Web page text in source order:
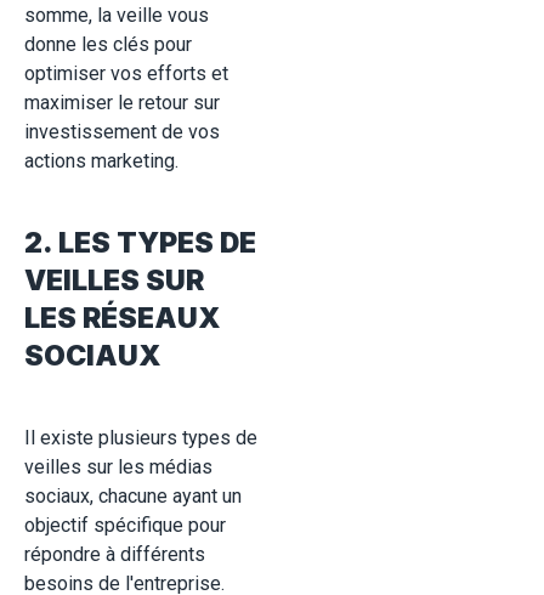
somme, la veille vous
donne les clés pour
optimiser vos efforts et
maximiser le retour sur
investissement de vos
actions marketing.
2. LES TYPES DE
VEILLES SUR
LES RÉSEAUX
SOCIAUX
Il existe plusieurs types de
veilles sur les médias
sociaux, chacune ayant un
objectif spécifique pour
répondre à différents
besoins de l'entreprise.